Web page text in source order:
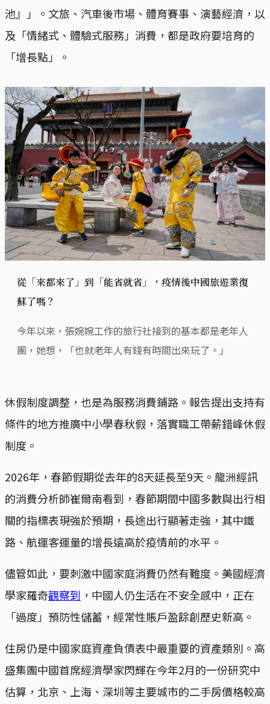
池』」。文旅、汽車後市場、體育賽事、演藝經濟，以
及「情緒式、體驗式服務」消費，都是政府要培育的
「增長點」。
從「來都來了」到「能省就省」，疫情後中國旅遊業復
蘇了嗎？
今年以來，張婉婉工作的旅行社接到的基本都是老年人
團，她想，「也就老年人有錢有時間出來玩了。」
休假制度調整，也是為服務消費鋪路。報告提出支持有
條件的地方推廣中小學春秋假，落實職工帶薪錯峰休假
制度。
2026年，春節假期從去年的8天延長至9天。龍洲經訊
的消費分析師崔爾南看到，春節期間中國多數與出行相
關的指標表現強於預期，長途出行顯著走強，其中鐵
路、航運客運量的增長遠高於疫情前的水平。
儘管如此，要刺激中國家庭消費仍然有難度。美國經濟
學家羅奇觀察到 ，中國人仍生活在不安全感中，正在
「過度」預防性儲蓄，經常性賬戶盈餘創歷史新高。
住房仍是中國家庭資產負債表中最重要的資產類別。高
盛集團中國首席經濟學家閃輝在今年2月的一份研究中
估算，北京、上海、深圳等主要城市的二手房價格較高